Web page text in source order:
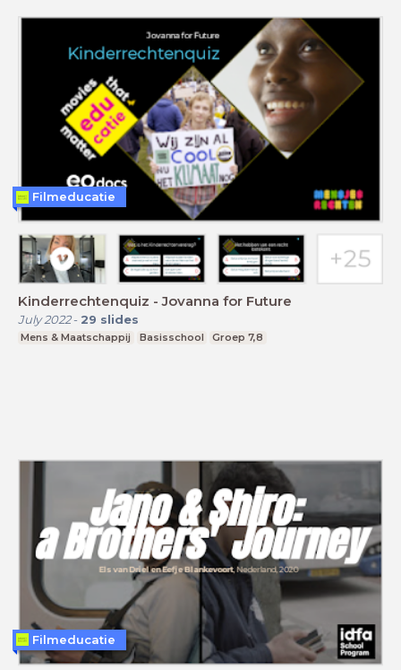
Kinderrechtenquiz - Jovanna for Future
July 2022- 29 slides
Mens & Maatschappij Basisschool Groep 7,8
Filmeducatie
Filmeducatie